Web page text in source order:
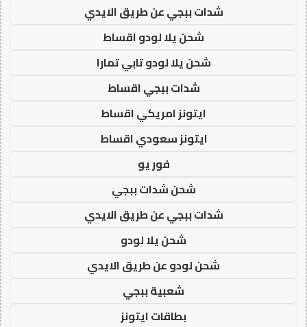
شدات ببجي عن طريق الايدي
شحن يلا لودو اقساط
شحن يلا لودو تابي تمارا
شدات ببجي اقساط
ايتونز امريكي اقساط
ايتونز سعودي اقساط
فور يو
شحن شدات ببجي
شدات ببجي عن طريق الايدي
شحن يلا لودو
شحن لودو عن طريق الايدي
شعبية ببجي
بطاقات ايتونز